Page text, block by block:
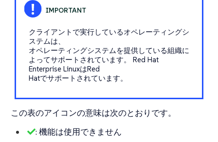
クライアントで実行しているオペレーティングシ
ステムは、
オペレーティングシステムを提供している組織に
よってサポートされています。 Red Hat
Enterprise LinuxはRed
Hatでサポートされています。
この表のアイコンの意味は次のとおりです。
: 機能は使用できません